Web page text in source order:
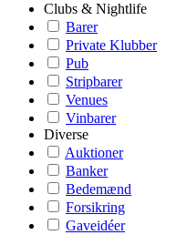
Clubs & Nightlife
Barer
Private Klubber
Pub
Stripbarer
Venues
Vinbarer
Diverse
Auktioner
Banker
Bedemænd
Forsikring
Gaveidéer